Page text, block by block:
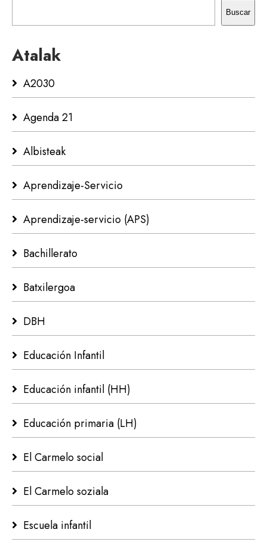
Buscar
Atalak
A2030
Agenda 21
Albisteak
Aprendizaje-Servicio
Aprendizaje-servicio (APS)
Bachillerato
Batxilergoa
DBH
Educación Infantil
Educación infantil (HH)
Educación primaria (LH)
El Carmelo social
El Carmelo soziala
Escuela infantil